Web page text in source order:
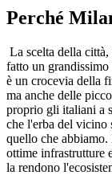
Perché
La scelta della
fatto un
è un crocevia della
ma anche delle
proprio gli italiani a
che l'erba del vicino
quello che
ottime infrastrutture
la rendono